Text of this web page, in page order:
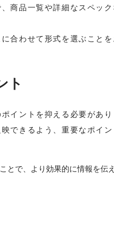
商品一覧や詳細なスペッ
合わせて形式を選ぶこと
ト
イントを抑える必要があ
できるよう、重要なポイ
とで、より効果的に情報を伝